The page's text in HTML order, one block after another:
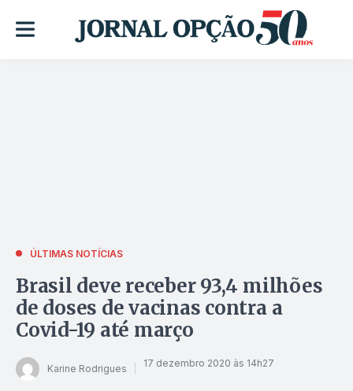
ÚLTIMAS NOTÍCIAS
Brasil deve receber 93,4 milhões
de doses de vacinas contra a
Covid-19 até março
Karine Rodrigues 17 dezembro 2020 às 14h27